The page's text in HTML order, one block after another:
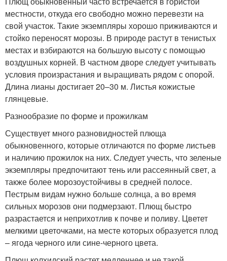
местности, откуда его свободно можно перевезти на
свой участок. Такие экземпляры хорошо приживаются и
стойко переносят морозы. В природе растут в тенистых
местах и взбираются на большую высоту с помощью
воздушных корней. В частном дворе следует учитывать
условия произрастания и выращивать рядом с опорой.
Длина лианы достигает 20–30 м. Листья кожистые
глянцевые.
Разнообразие по форме и прожилкам
Существует много разновидностей плюща
обыкновенного, которые отличаются по форме листьев
и наличию прожилок на них. Следует учесть, что зеленые
экземпляры предпочитают тень или рассеянный свет, а
также более морозоустойчивы в средней полосе.
Пестрым видам нужно больше солнца, а во время
сильных морозов они подмерзают. Плющ быстро
разрастается и неприхотлив к почве и поливу. Цветет
мелкими цветочками, на месте которых образуется плод
– ягода черного или сине-черного цвета.